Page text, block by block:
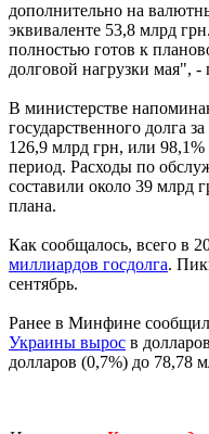
дополнительно на
эквиваленте 53,8 млрд
полностью готов к
долговой нагрузки мая",
В министерстве
государственного долга
126,9 млрд грн, или 98,1%
период. Расходы по
составили около 39 млрд
плана.
Как сообщалось, всего в
миллиардов госдолга.
сентябрь.
Ранее в Минфине
Украины вырос в
долларов (0,7%) до 78,78